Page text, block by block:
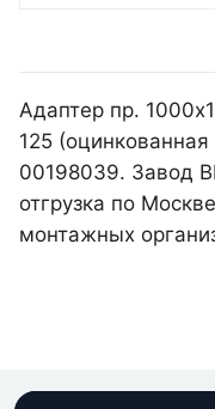
Адаптер пр.
125
00198039. Завод
отгрузка по
монтажных